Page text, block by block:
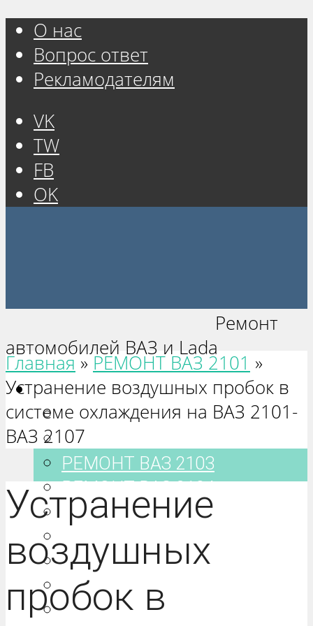
О нас
Вопрос ответ
Рекламодателям
VK
TW
FB
OK
Ремонт
автомобилей ВАЗ и Lada
Ваз 2101-2115
РЕМОНТ ВАЗ 2101
РЕМОНТ ВАЗ 2102
РЕМОНТ ВАЗ 2103
РЕМОНТ ВАЗ 2104
РЕМОНТ ВАЗ 2105
РЕМОНТ ВАЗ 2107
РЕМОНТ ВАЗ 2108
РЕМОНТ ВАЗ 2109
Главная » РЕМОНТ ВАЗ 2101 »
Устранение воздушных пробок в
системе охлаждения на ВАЗ 2101-
ВАЗ 2107
Устранение
воздушных
пробок в